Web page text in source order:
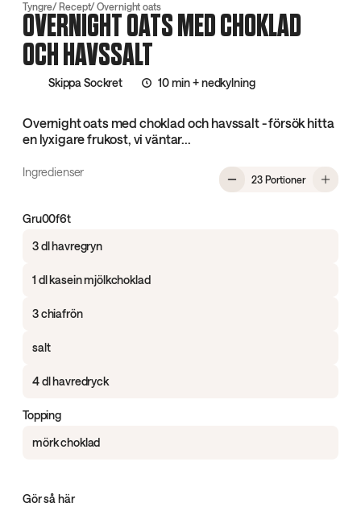
Tyngre Recept Overnight oats
OVERNIGHT OATS MED CHOKLAD
OCH HAVSSALT
Skippa Sockret 10 min + nedkylning
Overnight oats med choklad och havssalt - försök hitta
en lyxigare frukost, vi väntar...
Ingredienser
23 Portioner, Overnight
Gru00f6t
3 dl havregryn
1 dl kasein mjölkchoklad
3 chiafrön
salt
4 dl havredryck
Topping
mörk choklad
Gör så här